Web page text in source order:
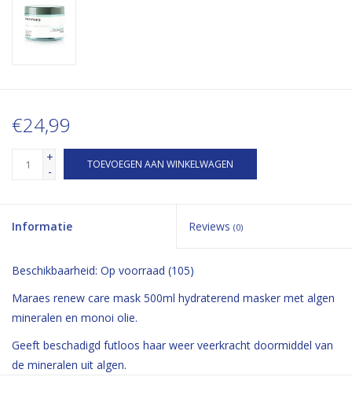
€24,99
+
-
TOEVOEGEN AAN WINKELWAGEN
Informatie Reviews (0)
Beschikbaarheid: Op voorraad (105)
Maraes renew care mask 500ml hydraterend masker met algen
mineralen en monoi olie.
Geeft beschadigd futloos haar weer veerkracht doormiddel van
de mineralen uit algen.